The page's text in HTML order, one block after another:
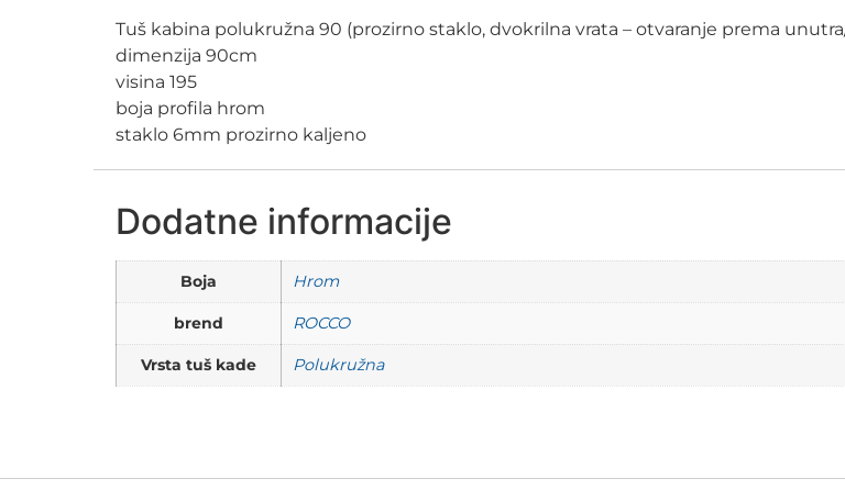
Tuš kabina polukružna 90 (prozirno staklo, dvokrilna vrata – otvaranje prema unutra/
dimenzija 90cm
visina 195
boja profila hrom
staklo 6mm prozirno kaljeno
Dodatne informacije
Boja Hrom
brend ROCCO
Vrsta tuš kade Polukružna